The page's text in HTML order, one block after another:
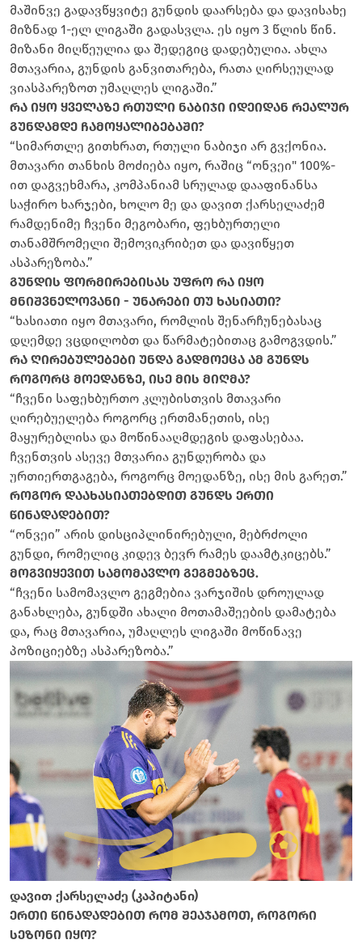
მაშინვე გადავწყვიტე გუნდის დაარსება და დავისახე
მიზნად 1-ელ ლიგაში გადასვლა. ეს იყო 3 წლის წინ.
მიზანი მიღწეულია და შედეგიც დადებულია. ახლა
მთავარია, გუნდის განვითარება, რათა ღირსეულად
ვიასპარეზოთ უმაღლეს ლიგაში.”
რა იყო ყველაზე რთული ნაბიჯი იდეიდან რეალურ
გუნდამდე ჩამოყალიბებაში?
“სიმართლე გითხრათ, რთული ნაბიჯი არ გვქონია.
მთავარი თანხის მოძიება იყო, რაშიც “ონვეი" 100%-
ით დაგვეხმარა, კომპანიამ სრულად დააფინანსა
საჭირო ხარჯები, ხოლო მე და დავით ქარსელაძემ
რამდენიმე ჩვენი მეგობარი, ფეხბურთელი
თანამშრომელი შემოვიკრიბეთ და დავიწყეთ
ასპარეზობა.”
გუნდის ფორმირებისას უფრო რა იყო
მნიშვნელოვანი - უნარები თუ ხასიათი?
“ხასიათი იყო მთავარი, რომლის შენარჩუნებასაც
დღემდე ვცდილობთ და წარმატებითაც გამოგვდის.”
რა ღირებულებები უნდა გადმოეცა ამ გუნდს
როგორც მოედანზე, ისე მის მიღმა?
“⁠ჩვენი საფეხბურთო კლუბისთვის მთავარი
ღირებუელება როგორც ერთმანეთის, ისე
მაყურებლისა და მოწინააღმდეგის დაფასებაა.
ჩვენთვის ასევე მთვარია გუნდურობა და
ურთიერთგაგება, როგორც მოედანზე, ისე მის გარეთ.”
როგორ დაახასიათებდით გუნდს ერთი
წინადადებით?
“ონვეი” არის დისციპლინირებული, მებრძოლი
გუნდი, რომელიც კიდევ ბევრ რამეს დაამტკიცებს.”
მოგვიყევით სამომავლო გეგმებზეც.
“ჩვენი სამომავლო გეგმებია ვარჯიშის დროულად
განახლება, გუნდში ახალი მოთამაშეების დამატება
და, რაც მთავარია, უმაღლეს ლიგაში მოწინავე
პოზიციებზე ასპარეზობა.”
დავით ქარსელაძე (კაპიტანი)
ერთი წინადადებით რომ შეაჯამოთ, როგორი
სეზონი იყო?